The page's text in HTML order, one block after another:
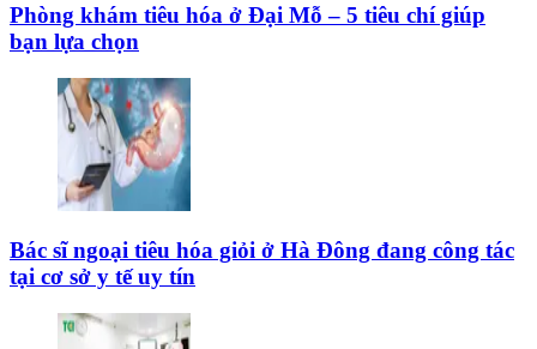
Phòng khám tiêu hóa ở Đại Mỗ – 5 tiêu chí giúp
bạn lựa chọn
Bác sĩ ngoại tiêu hóa giỏi ở Hà Đông đang công tác
tại cơ sở y tế uy tín